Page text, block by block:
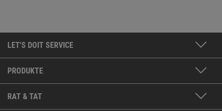
LET'S DOIT SERVICE
PRODUKTE
RAT & TAT